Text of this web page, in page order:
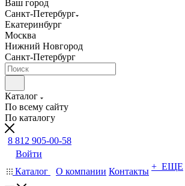
Ваш город
Санкт-Петербург
Екатеринбург
Москва
Нижний Новгород
Санкт-Петербург
Каталог
По всему сайту
По каталогу
8 812 905-00-58
Войти
Каталог
О компании Контакты + ЕЩЕ